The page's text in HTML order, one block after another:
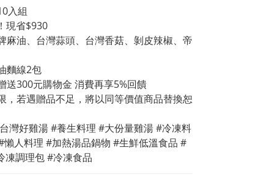
入組
現省$930
麻油、台灣蒜頭、台灣香菇、剝皮辣椒、帝
麵線2包
送300元購物金 消費再享5%回饋
，若遇贈品不足，將以同等價值商品替換恕
灣好雞湯 #養生料理 #大份量雞湯 #冷凍料
懶人料理 #加熱湯品鍋物 #生鮮低溫食品 #
凍調理包 #冷凍食品